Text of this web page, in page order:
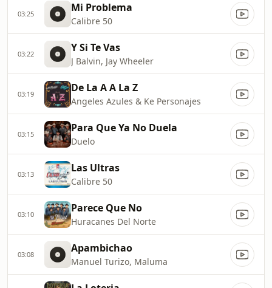
03:25 Mi Problema
Calibre 50
03:22 Y Si Te Vas
J Balvin, Jay Wheeler
03:19 De La A A La Z
Angeles Azules & Ke Personajes
03:15 Para Que Ya No Duela
Duelo
03:13 Las Ultras
Calibre 50
03:10 Parece Que No
Huracanes Del Norte
03:08 Apambichao
Manuel Turizo, Maluma